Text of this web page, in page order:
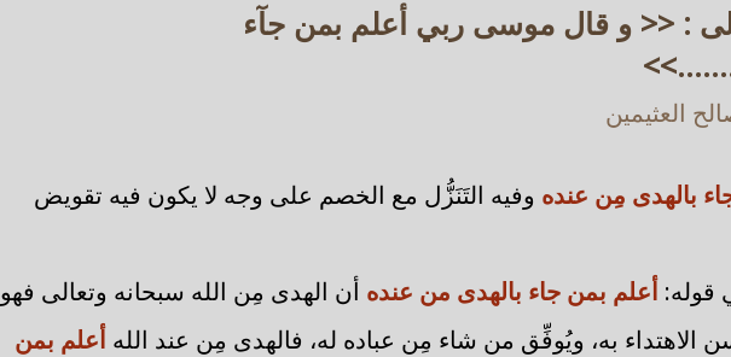
: << و قال موسى ربي أعلم بمن جآء
العثيمين
بالهدى مِن عنده وفيه التَنَزُّل مع الخصم على وجه لا يكون فيه تقويض
قوله: أعلم بمن جاء بالهدى من عنده أن الهدى مِن الله سبحانه وتعالى فهو
الاهتداء به، ويُوفِّق من شاء مِن عباده له، فالهدى مِن عند الله أعلم بمن